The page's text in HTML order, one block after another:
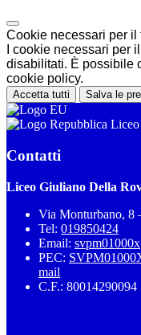
Cookie necessari per il
I cookie necessari per
disabilitati. È possibile
cookie policy.
Accetta tutti Salva le
Contatti
Liceo Giuliano Della
Via Monturbano, 8
Tel: 019850424
Email:
PEC:
mail
C.F.: 80014290094